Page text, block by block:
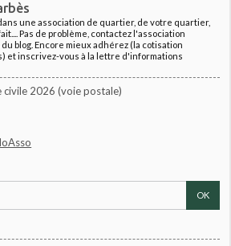
une association de quartier, de votre quartier,
Pas de problème, contactez l'association
du blog. Encore mieux adhérez (la cotisation
et inscrivez-vous à la lettre d'informations
civile 2026 (voie postale)